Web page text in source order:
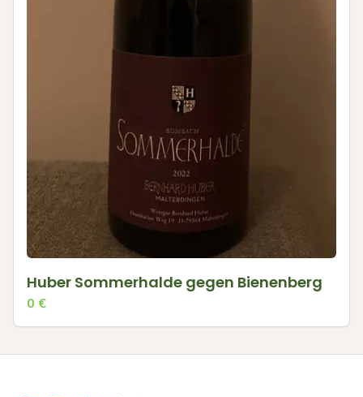
Huber Sommerhalde gegen Bienenberg
0 €